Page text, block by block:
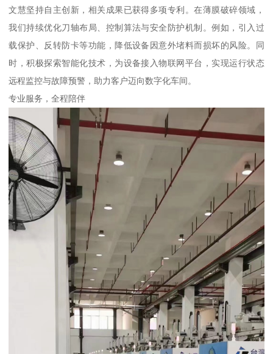
文慧坚持自主创新，相关成果已获得多项专利。在薄膜破碎领域，
我们持续优化刀轴布局、控制算法与安全防护机制。例如，引入过
载保护、反转防卡等功能，降低设备因意外堵料而损坏的风险。同
时，积极探索智能化技术，为设备接入物联网平台，实现运行状态
远程监控与故障预警，助力客户迈向数字化车间。
专业服务，全程陪伴